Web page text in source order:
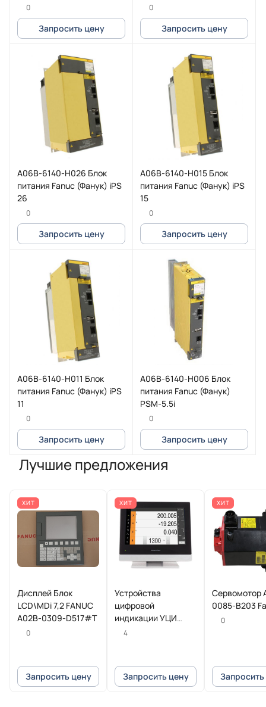
0
Запросить цену
0
Запросить цену
A06B-6140-H026 Блок
питания Fanuc (Фанук) iPS
26
0
Запросить цену
A06B-6140-H015 Блок
питания Fanuc (Фанук) iPS
15
0
Запросить цену
A06B-6140-H011 Блок
питания Fanuc (Фанук) iPS
11
0
Запросить цену
A06B-6140-H006 Блок
питания Fanuc (Фанук)
PSM-5.5i
0
Запросить цену
Лучшие предложения
ХИТ
Дисплей Блок
LCD\MDi 7,2 FANUC
A02B-0309-D517#T
0
Запросить цену
ХИТ
Устройства
цифровой
индикации УЦИ
POSITIP 8016
4
Запросить цену
ХИТ
Сервомотор
0085-B203
0